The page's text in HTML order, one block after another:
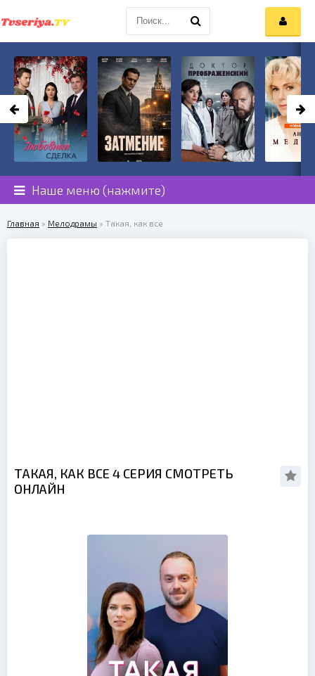
Наше меню (нажмите)
Главная » Мелодрамы » Такая, как все
ТАКАЯ, КАК ВСЕ 4 СЕРИЯ СМОТРЕТЬ
ОНЛАЙН